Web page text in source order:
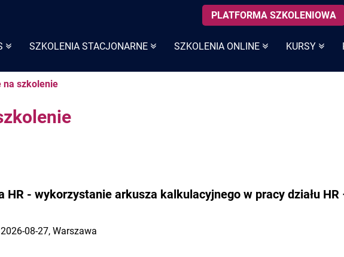
SZKOLENIA STACJONARNE SZKOLENIA ONLINE KURSY
PLATFORMA SZKOLENIOWA
na szkolenie
HR - wykorzystanie arkusza kalkulacyjnego w pracy działu HR
08-27, Warszawa